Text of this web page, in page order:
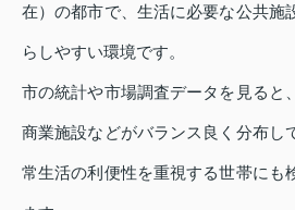
在）の都市で、生活に必要な公共施
らしやすい環境です。
市の統計や市場調査データを見ると
商業施設などがバランス良く分布し
常生活の利便性を重視する世帯にも